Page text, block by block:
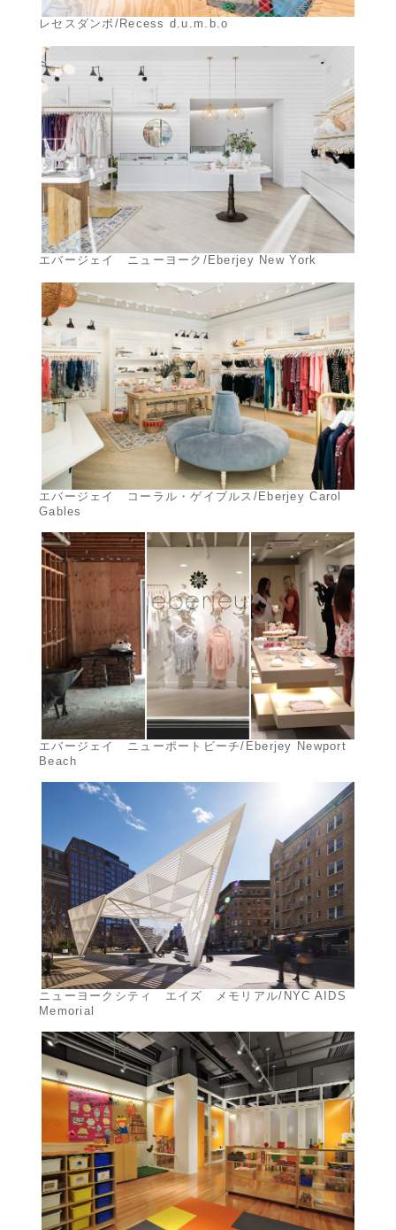
レセスダンボ/Recess d.u.m.b.o
エバージェイ ニューヨーク/Eberjey New York
エバージェイ コーラル・ゲイブルス/Eberjey Carol
Gables
エバージェイ ニューポートビーチ/Eberjey Newport
Beach
ニューヨークシティ エイズ メモリアル/NYC AIDS
Memorial